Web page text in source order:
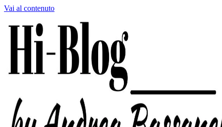
Vai al contenuto